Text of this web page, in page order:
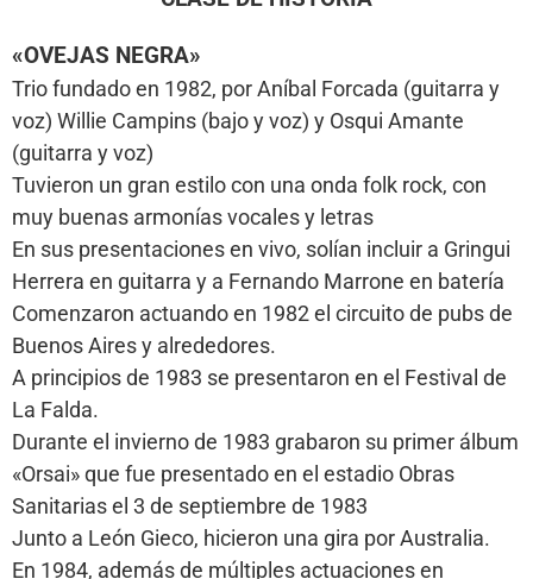
«OVEJAS NEGRA»
Trio fundado en 1982, por Aníbal Forcada (guitarra y
voz) Willie Campins (bajo y voz) y Osqui Amante
(guitarra y voz)
Tuvieron un gran estilo con una onda folk rock, con
muy buenas armonías vocales y letras
En sus presentaciones en vivo, solían incluir a Gringui
Herrera en guitarra y a Fernando Marrone en batería
Comenzaron actuando en 1982 el circuito de pubs de
Buenos Aires y alrededores.
A principios de 1983 se presentaron en el Festival de
La Falda.
Durante el invierno de 1983 grabaron su primer álbum
«Orsai» que fue presentado en el estadio Obras
Sanitarias el 3 de septiembre de 1983
Junto a León Gieco, hicieron una gira por Australia.
En 1984, además de múltiples actuaciones en